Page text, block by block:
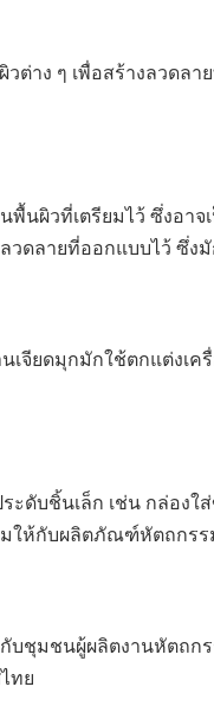
าง ๆ เพื่อสร้างลวดล
นผิวที่เตรียมไว้ ซึ่งอา
ดลายที่ออกแบบไว้ ซึ่ง
จียดมุกมักใช้ตกแต่งเ
ะดับชิ้นเล็ก เช่น กล่อง
มให้กับผลิตภัณฑ์หัตถกรร
ชุมชนผู้ผลิตงานหัตถกร
ทย